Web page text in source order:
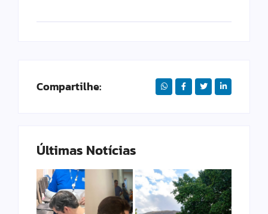
Compartilhe:
Últimas Notícias